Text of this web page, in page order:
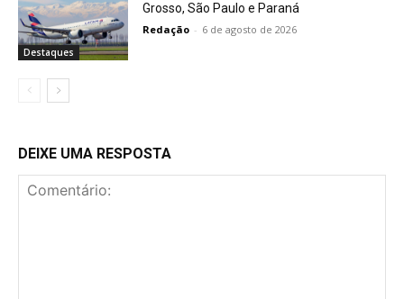
Destaques
Grosso, São Paulo e Paraná
Redação - 6 de agosto de 2026
DEIXE UMA RESPOSTA